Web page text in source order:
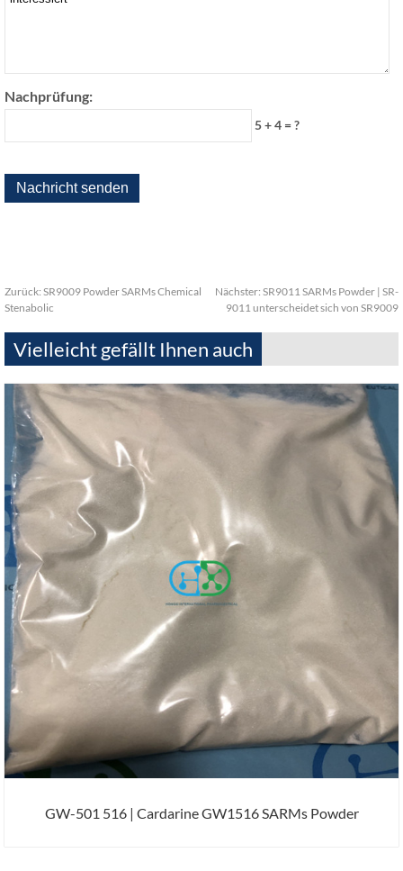
Nachprüfung:
5 + 4 = ?
Zurück: SR9009 Powder SARMs Chemical
Stenabolic
Nächster: SR9011 SARMs Powder | SR-
9011 unterscheidet sich von SR9009
Vielleicht gefällt Ihnen auch
GW-501 516 | Cardarine GW1516 SARMs Powder